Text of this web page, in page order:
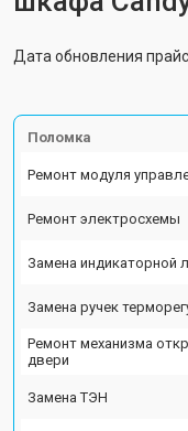
Дата обновления
Поломка
Ремонт модуля
Ремонт электросхемы
Замена индикаторной
Замена ручек
Ремонт механизма
двери
Замена ТЭН